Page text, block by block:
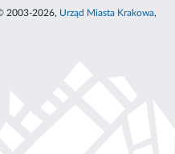
2003-2026, Urząd Miasta Krakowa,